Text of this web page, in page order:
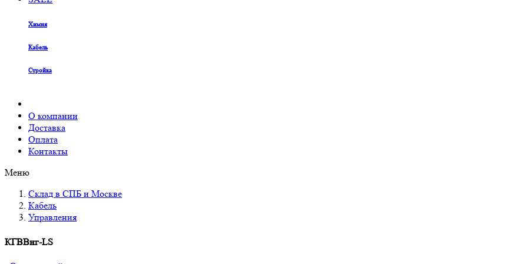
Химия
Кабель
Стройка
О компании
Доставка
Оплата
Контакты
Меню
Склад в СПБ и Москве
Кабель
Управления
КГВВнг-LS